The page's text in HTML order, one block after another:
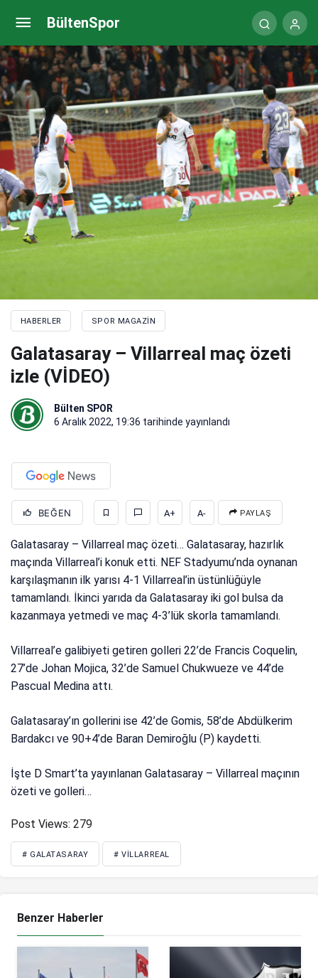
BültenSpor
HABERLER SPOR MAGAZIN
Galatasaray – Villarreal maç özeti
izle (VİDEO)
Bülten SPOR
6 Aralık 2022, 19:36 tarihinde yayınlandı
BEĞEN A+ A- PAYLAŞ
Galatasaray – Villarreal maç özeti… Galatasaray, hazırlık
maçında Villarreal’i konuk etti. NEF Stadyumu’nda oynanan
karşılaşmanın ilk yarısı 4-1 Villarreal’in üstünlüğüyle
tamamlandı. İkinci yarıda da Galatasaray iki gol bulsa da
kazanmaya yetmedi ve maç 4-3’lük skorla tamamlandı.
Villarreal’e galibiyeti getiren golleri 22’de Francis Coquelin,
27’de Johan Mojica, 32’de Samuel Chukwueze ve 44’de
Pascual Medina attı.
Galatasaray’ın gollerini ise 42’de Gomis, 58’de Abdülkerim
Bardakcı ve 90+4’de Baran Demiroğlu (P) kaydetti.
İşte D Smart’ta yayınlanan Galatasaray – Villarreal maçının
özeti ve golleri…
Post Views: 279
# GALATASARAY # VILLARREAL
Benzer Haberler
Galatasaray – Villarreal maçı… İşte Gomis’in golü!